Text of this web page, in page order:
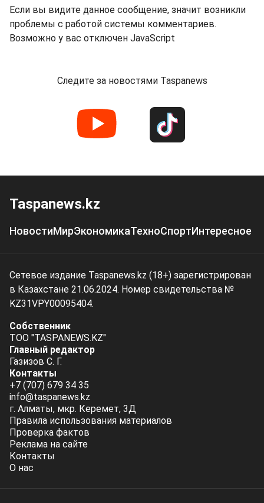
Если вы видите данное сообщение, значит возникли
проблемы с работой системы комментариев.
Возможно у вас отключен JavaScript
Следите за новостями Taspanews
Taspanews.kz
НовостиМирЭкономикаТехноСпортИнтересное
Сетевое издание Taspanews.kz (18+) зарегистрирован
в Казахстане 21.06.2024. Номер свидетельства №
KZ31VPY00095404.
Собственник
ТОО "TASPANEWS.KZ"
Главный редактор
Газизов С. Г.
Контакты
+7 (707) 679 34 35
info@taspanews.kz
г. Алматы, мкр. Керемет, 3Д
Правила использования материалов
Проверка фактов
Реклама на сайте
Контакты
О нас